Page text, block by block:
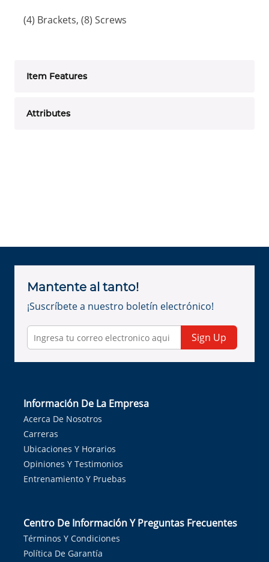
(4) Brackets, (8) Screws
Item Features
Attributes
Mantente al tanto!
¡Suscríbete a nuestro boletín electrónico!
Sign Up
Información De La Empresa
Acerca De Nosotros
Carreras
Ubicaciones Y Horarios
Opiniones Y Testimonios
Entrenamiento Y Pruebas
Centro De Información Y Preguntas Frecuentes
Términos Y Condiciones
Política De Garantía